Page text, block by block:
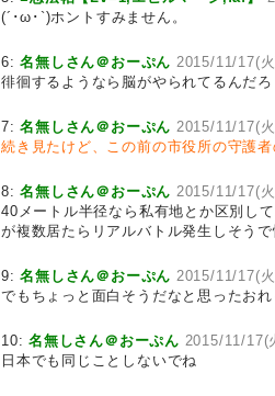
(´･ω･`)ホントすみません。
6:名無しさん＠おーぷん 2015/11/17(
徘徊するようなら脳がやられてるんだろ
7:名無しさん＠おーぷん 2015/11/17(
続き見たけど、この前の市役所の守護者
8:名無しさん＠おーぷん 2015/11/17(
40メートル半径なら私有地とか区別し
が複数居たらリアルバトル発生しそうで
9:名無しさん＠おーぷん 2015/11/17(
でもちょっと面白そうだなと思ったおれ
10:名無しさん＠おーぷん 2015/11/17(
日本でも同じことしないでね